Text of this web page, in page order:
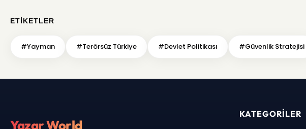
ETIKETLER
#Yayman #Terörsüz Türkiye #Devlet Politikası #Güvenlik Stratejisi
Yazar World
KATEGORILER